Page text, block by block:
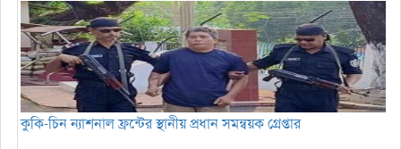
কুকি-চিন ন্যাশনাল ফ্রন্টের স্থানীয় প্রধান সমন্বয়ক গ্রেপ্তার